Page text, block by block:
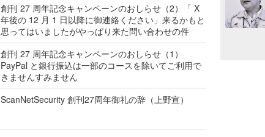
創刊 27 周年記念キャンペーンのおしらせ（2）「 X
年後の 12 月 1 日以降に御連絡ください」来るかもと
思ってはいましたがやっぱり来た問い合わせの件
創刊 27 周年記念キャンペーンのおしらせ（1）
PayPal と銀行振込は一部のコースを除いてご利用で
きませんすみません
ScanNetSecurity 創刊27周年御礼の辞（上野宣）